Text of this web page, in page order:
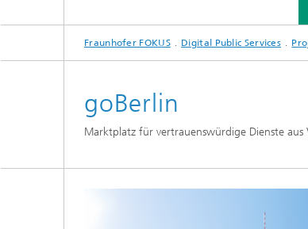
INSTITUT
ANGEBOT
THEMEN
NEWSROOM
KARRIERE
Fraunhofer FOKUS Digital Public Services
goBerlin
Marktplatz für vertrauenswürdige Dienste